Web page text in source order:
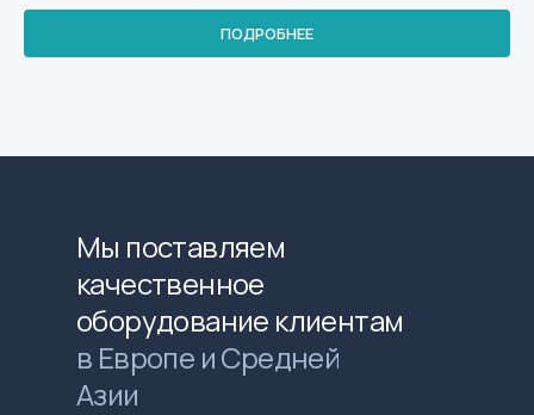
ПОДРОБНЕЕ
Мы поставляем
качественное
оборудование клиентам
в Европе и Средней
Азии